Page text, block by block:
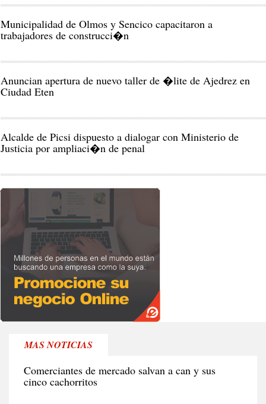
Municipalidad de Olmos y Sencico capacitaron a
trabajadores de construcci�n
Anuncian apertura de nuevo taller de �lite de Ajedrez en
Ciudad Eten
Alcalde de Picsi dispuesto a dialogar con Ministerio de
Justicia por ampliaci�n de penal
MAS NOTICIAS
Comerciantes de mercado salvan a can y sus
cinco cachorritos